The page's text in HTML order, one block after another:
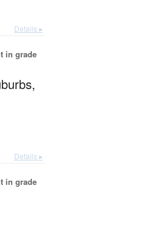
Details ▸
in grade
Details ▸
in grade